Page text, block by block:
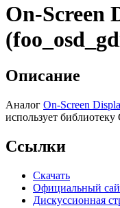
On-Screen
Описание
Аналог On-Screen
использует библиотеку
Ссылки
Скачать
Официальный
Дискуссионная